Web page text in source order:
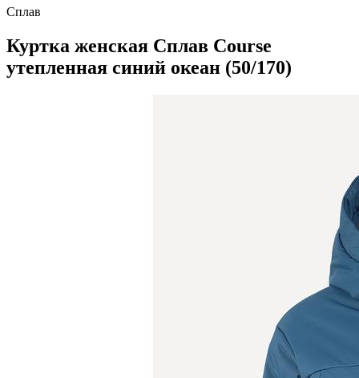
Сплав
Куртка женская Сплав Course
утепленная синий океан (50/170)